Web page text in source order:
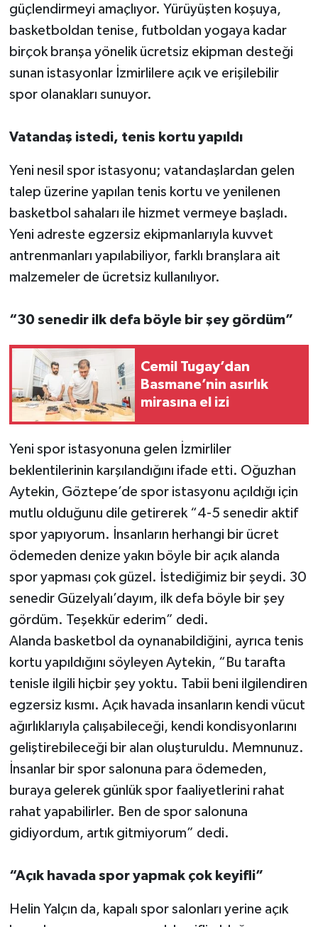
güçlendirmeyi amaçlıyor. Yürüyüşten koşuya,
basketboldan tenise, futboldan yogaya kadar
birçok branşa yönelik ücretsiz ekipman desteği
sunan istasyonlar İzmirlilere açık ve erişilebilir
spor olanakları sunuyor.
Vatandaş istedi, tenis kortu yapıldı
Yeni nesil spor istasyonu; vatandaşlardan gelen
talep üzerine yapılan tenis kortu ve yenilenen
basketbol sahaları ile hizmet vermeye başladı.
Yeni adreste egzersiz ekipmanlarıyla kuvvet
antrenmanları yapılabiliyor, farklı branşlara ait
malzemeler de ücretsiz kullanılıyor.
“30 senedir ilk defa böyle bir şey gördüm”
Cemil Tugay’dan
Basmane’nin asırlık
mirasına el izi
Yeni spor istasyonuna gelen İzmirliler
beklentilerinin karşılandığını ifade etti. Oğuzhan
Aytekin, Göztepe’de spor istasyonu açıldığı için
mutlu olduğunu dile getirerek “4-5 senedir aktif
spor yapıyorum. İnsanların herhangi bir ücret
ödemeden denize yakın böyle bir açık alanda
spor yapması çok güzel. İstediğimiz bir şeydi. 30
senedir Güzelyalı’dayım, ilk defa böyle bir şey
gördüm. Teşekkür ederim” dedi.
Alanda basketbol da oynanabildiğini, ayrıca tenis
kortu yapıldığını söyleyen Aytekin, “Bu tarafta
tenisle ilgili hiçbir şey yoktu. Tabii beni ilgilendiren
egzersiz kısmı. Açık havada insanların kendi vücut
ağırlıklarıyla çalışabileceği, kendi kondisyonlarını
geliştirebileceği bir alan oluşturuldu. Memnunuz.
İnsanlar bir spor salonuna para ödemeden,
buraya gelerek günlük spor faaliyetlerini rahat
rahat yapabilirler. Ben de spor salonuna
gidiyordum, artık gitmiyorum” dedi.
“Açık havada spor yapmak çok keyifli”
Helin Yalçın da, kapalı spor salonları yerine açık